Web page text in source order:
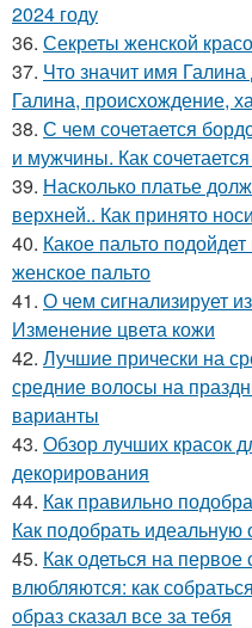
2024 году
36. Секреты женской
37. Что значит имя
Галина, происхождение,
38. С чем сочетается
и мужчины. Как
39. Насколько платье
верхней.. Как принято
40. Какое пальто
женское пальто
41. О чем сигнализирует
Изменение цвета кожи
42. Лучшие прически на
средние волосы на
варианты
43. Обзор лучших красок
декорирования
44. Как правильно
Как подобрать
45. Как одеться на
влюбляются: как
образ сказал все за тебя